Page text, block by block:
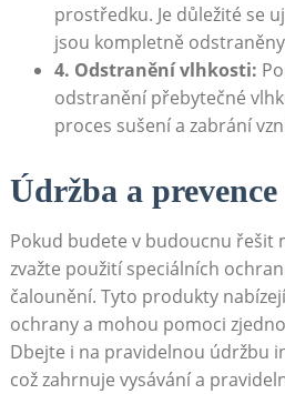
prostředku. Je důležité se
jsou kompletně
4. Odstranění vlhkosti:
odstranění přebytečné
proces sušení a zabrání
Údržba a prevence
Pokud budete v budoucnu řešit
zvažte použití speciálních
čalounění. Tyto produkty
ochrany a mohou pomoci
Dbejte i na pravidelnou údržbu
což zahrnuje vysávání a